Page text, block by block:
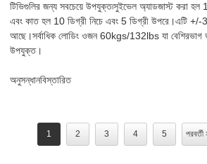
টিভিগুলির জন্য সবচেয়ে উপযুক্ত৷সুইভেল অ্যাডজাস্ট করা হল
এবং কাত হল 10 ডিগ্রী নিচে এবং 5 ডিগ্রী উপরে।এটি +/-
আছে।সর্বাধিক লোডিং ওজন 60kgs/132lbs যা বেশিরভাগ
উপযুক্ত।
অনুসন্ধানবিস্তারিত
1 2 3 4 5 পরবর্তী